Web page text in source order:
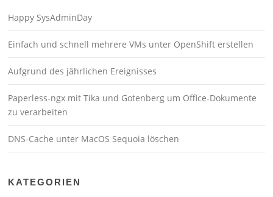
Happy SysAdminDay
Einfach und schnell mehrere VMs unter OpenShift erstellen
Aufgrund des jährlichen Ereignisses
Paperless-ngx mit Tika und Gotenberg um Office-Dokumente
zu verarbeiten
DNS-Cache unter MacOS Sequoia löschen
KATEGORIEN